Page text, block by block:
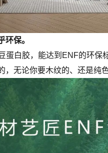
环保。
蛋白胶，能达到ENF的环保
无论你要木纹的、还是纯